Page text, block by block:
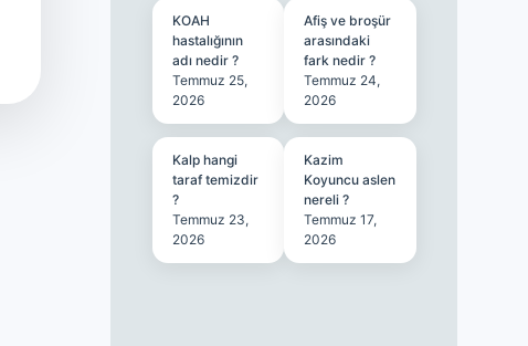
KOAH
hastalığının
adı nedir ?
Temmuz 25,
2026
Afiş ve broşür
arasındaki
fark nedir ?
Temmuz 24,
2026
Kalp hangi
taraf temizdir
?
Temmuz 23,
2026
Kazim
Koyuncu aslen
nereli ?
Temmuz 17,
2026